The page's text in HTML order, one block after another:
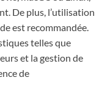
De plus, l’utilisation
est recommandée.
telles que
et la gestion de
de